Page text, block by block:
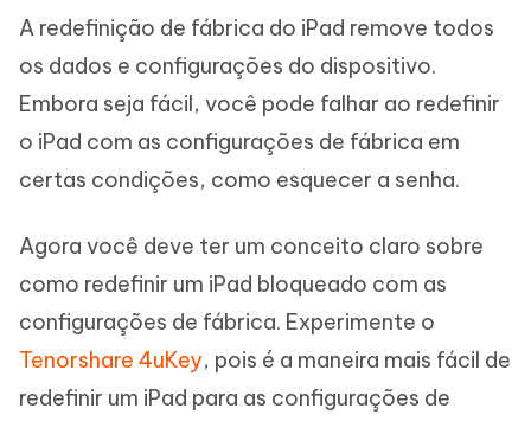
A redefinição de fábrica do iPad remove todos
os dados e configurações do dispositivo.
Embora seja fácil, você pode falhar ao redefinir
o iPad com as configurações de fábrica em
certas condições, como esquecer a senha.
Agora você deve ter um conceito claro sobre
como redefinir um iPad bloqueado com as
configurações de fábrica. Experimente o
Tenorshare 4uKey, pois é a maneira mais fácil de
redefinir um iPad para as configurações de